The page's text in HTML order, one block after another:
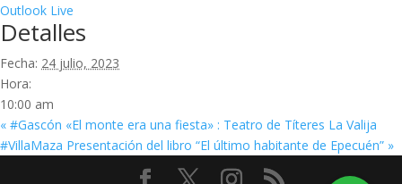
Outlook Live
Detalles
Fecha: 24 julio, 2023
Hora:
10:00 am
« #Gascón «El monte era una fiesta» : Teatro de Títeres La Valija
#VillaMaza Presentación del libro “El último habitante de Epecuén” »